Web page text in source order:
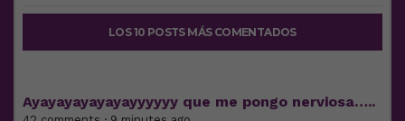
LOS 10 POSTS MÁS COMENTADOS
Ayayayayayayayyyyyy que me pongo nerviosa…..